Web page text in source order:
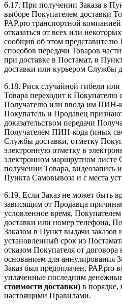
6.17. При получении Заказа в
выборе Покупателем доставки
РАР.pro транспортной
отказаться от всех или
сообщив об этом представителю
способов передачи Товаров
при доставке в Постамат, в
доставки или курьером Службы
6.18. Риск случайной гибели
Товара переходит к Покупателю
Получателю или ввода им ПИН-
Покупатель и Продавец
доказательством передачи
Получателем ПИН-кода (иных
Службы доставки, отметку
электронную отметку в
электронном маршрутном листе
получении Товара, видеозапись
Пункта Самовывоза и с места
6.19. Если Заказ не может быть
зависящим от Продавца
условленное время, Покупателем
доставки или номер телефона,
Заказом в Пункт выдачи заказов
установленный срок из
отказом Покупателя от
основанием для аннулирования
Заказ был предоплачен, РАР.pro
уплаченные последним денежные
стоимости доставки) в порядке,
настоящими Правилами.